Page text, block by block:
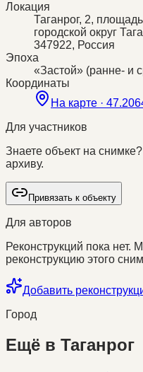
Локация
Таганрог, 2,
городской округ
347922, Россия
Эпоха
«Застой» (ранне- и
Координаты
На карте ·
Для участников
Знаете объект на
архиву.
Привязать к объекту
Для авторов
Реконструкций пока нет.
реконструкцию этого
Добавить
Город
Ещё в Таганрог